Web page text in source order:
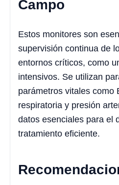
Campo
Estos monitores son
supervisión continua de
entornos críticos, como
intensivos. Se utilizan
parámetros vitales como
respiratoria y presión
datos esenciales para el
tratamiento eficiente.